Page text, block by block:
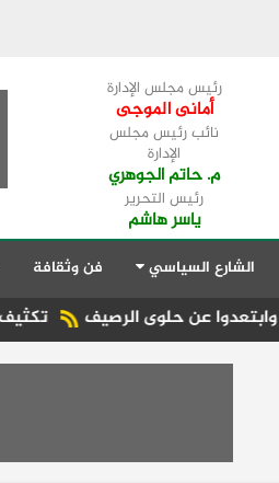
رئيس مجلس الإدارة
أمانى الموجى
نائب رئيس مجلس
الإدارة
م. حاتم الجوهري
رئيس التحرير
ياسر هاشم
الشارع السياسي فن وثقافة
تكثيف الرقابة الرصيف